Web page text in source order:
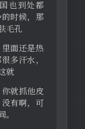
也到处都
时候，那
毛孔
面还是热
多汗水，
就
就抓他皮
有啊，可